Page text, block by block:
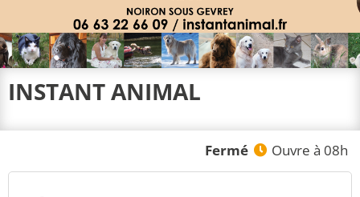
INSTANT ANIMAL
Fermé Ouvre à 08h